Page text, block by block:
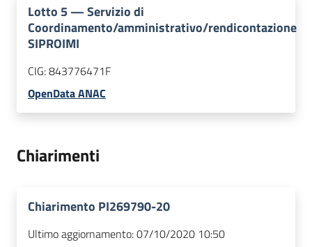
Lotto 5—Servizio di
Coordinamento/amministrativo/rendicontazione
SIPROIMI
CIG:843776471F
OpenData ANAC
Chiarimenti
Chiarimento PI269790-20
Ultimo aggiornamento:07/10/2020 10:50